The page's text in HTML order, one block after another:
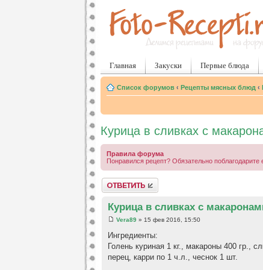
Главная Закуски Первые блюда
Список форумов ‹ Рецепты мясных блюд ‹
Курица в сливках с
Правила форума
Понравился рецепт? Обязательно
Ответить
Курица в сливках с
Vera89 » 15 фев 2016, 15:50
Ингредиенты:
Голень куриная 1 кг., макароны 400 гр.,
перец, карри по 1 ч.л., чеснок 1 шт.